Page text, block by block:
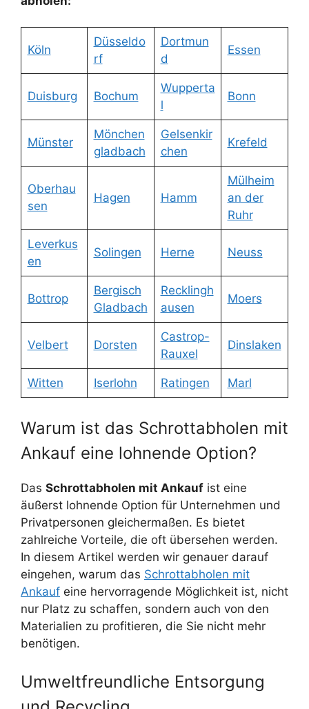
Köln
Düsseldo
rf
Dortmun
d
Essen
Duisburg Bochum
Wupperta
l
Bonn
Münster
Mönchen
gladbach
Gelsenkir
chen
Krefeld
Oberhau
sen
Hagen Hamm
Mülheim
an der
Ruhr
Leverkus
en
Solingen Herne Neuss
Bottrop
Bergisch
Gladbach
Recklingh
ausen
Moers
Velbert Dorsten
Castrop-
Rauxel
Dinslaken
Witten Iserlohn Ratingen Marl
Warum ist das Schrottabholen mit
Ankauf eine lohnende Option?
Das Schrottabholen mit Ankauf ist eine
äußerst lohnende Option für Unternehmen und
Privatpersonen gleichermaßen. Es bietet
zahlreiche Vorteile, die oft übersehen werden.
In diesem Artikel werden wir genauer darauf
eingehen, warum das Schrottabholen mit
Ankauf eine hervorragende Möglichkeit ist, nicht
nur Platz zu schaffen, sondern auch von den
Materialien zu profitieren, die Sie nicht mehr
benötigen.
Umweltfreundliche Entsorgung